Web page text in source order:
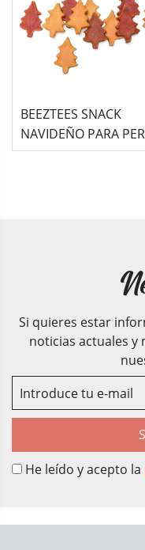
BEEZTEES SNACK
NAVIDEÑO PARA
CON FORMA DE
Si quieres estar
noticias actuales y
He leído y acepto la